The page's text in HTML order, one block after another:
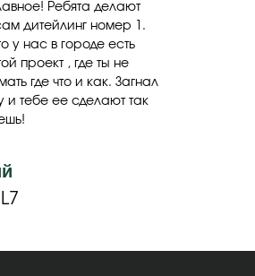
Ребята делают
дитейлинг номер 1.
у нас в городе есть
проект , где ты не
где что и как. Загнал
и тебе ее сделают так